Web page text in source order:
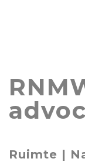
Ruimte |